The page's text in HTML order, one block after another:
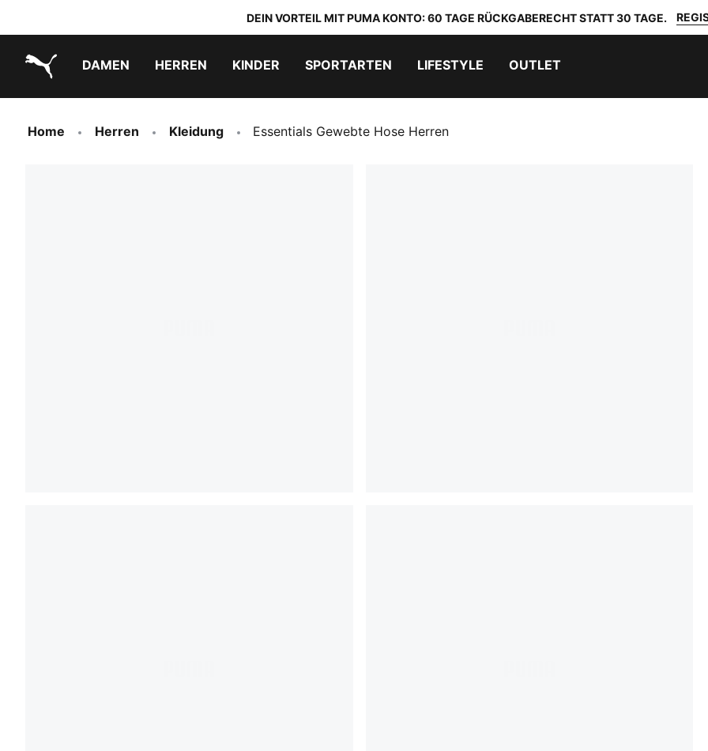
DEIN VORTEIL MIT PUMA KONTO: 60 TAGE RÜCKGABERECHT STATT 30 TAGE.
DAMEN HERREN KINDER SPORTARTEN LIFESTYLE OUTLET
Home Herren Kleidung Essentials Gewebte Hose Herren